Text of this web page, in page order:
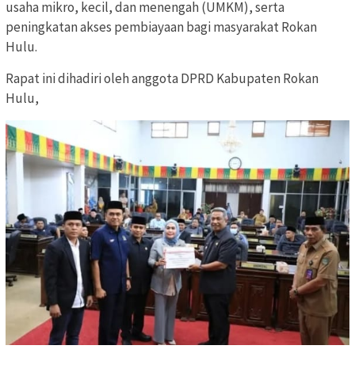
usaha mikro, kecil, dan menengah (UMKM), serta
peningkatan akses pembiayaan bagi masyarakat Rokan
Hulu.
Rapat ini dihadiri oleh anggota DPRD Kabupaten Rokan
Hulu,